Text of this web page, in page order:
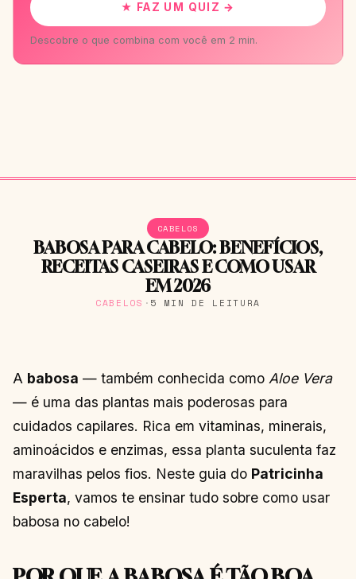
★ FAZ UM QUIZ →
Descobre o que combina com você em 2 min.
CABELOS
BABOSA PARA CABELO: BENEFÍCIOS,
RECEITAS CASEIRAS E COMO USAR
EM 2026
CABELOS · 5 MIN DE LEITURA
A babosa — também conhecida como Aloe Vera
— é uma das plantas mais poderosas para
cuidados capilares. Rica em vitaminas, minerais,
aminoácidos e enzimas, essa planta suculenta faz
maravilhas pelos fios. Neste guia do Patricinha
Esperta, vamos te ensinar tudo sobre como usar
babosa no cabelo!